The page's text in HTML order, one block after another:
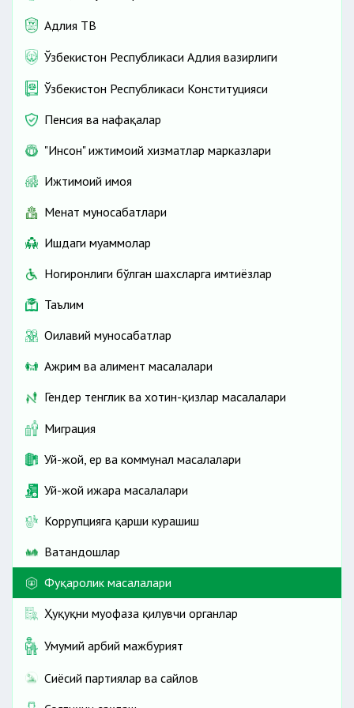
Адлия ТВ
Ўзбекистон Республикаси Адлия вазирлиги
Ўзбекистон Республикаси Конституцияси
Пенсия ва нафақалар
"Инсон" ижтимоий хизматлар марказлари
Ижтимоий ҳимоя
Меҳнат муносабатлари
Ишдаги муаммолар
Ногиронлиги бўлган шахсларга имтиёзлар
Таълим
Оилавий муносабатлар
Ажрим ва алимент масалалари
Гендер тенглик ва хотин-қизлар масалалари
Миграция
Уй-жой, ер ва коммунал масалалари
Уй-жой ижара масалалари
Коррупцияга қарши курашиш
Ватандошлар
Фуқаролик масалалари
Ҳуқуқни муҳофаза қилувчи органлар
Умумий ҳарбий мажбурият
Сиёсий партиялар ва сайлов